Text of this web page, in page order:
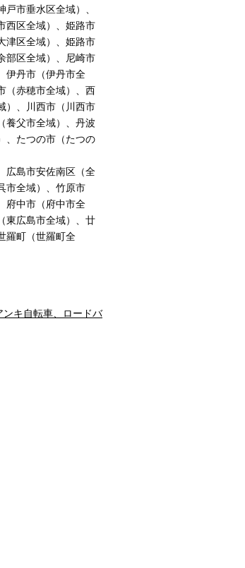
市垂水区全域）、
西区全域）、姫路市
津区全域）、姫路市
部区全域）、尼崎市
伊丹市（伊丹市全
（赤穂市全域）、西
）、川西市（川西市
養父市全域）、丹波
、たつの市（たつの
広島市安佐南区（全
市全域）、竹原市
府中市（府中市全
東広島市全域）、廿
羅町（世羅町全
ンキ自転車、ロードバ